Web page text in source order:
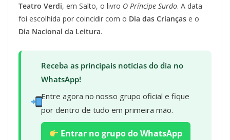
Teatro Verdi, em Salto, o livro O Príncipe Surdo. A data
foi escolhida por coincidir com o Dia das Crianças e o
Dia Nacional da Leitura.
Receba as principais notícias do dia no
WhatsApp!
Entre agora no nosso grupo oficial e fique
por dentro de tudo em primeira mão.
Entrar no grupo do WhatsApp